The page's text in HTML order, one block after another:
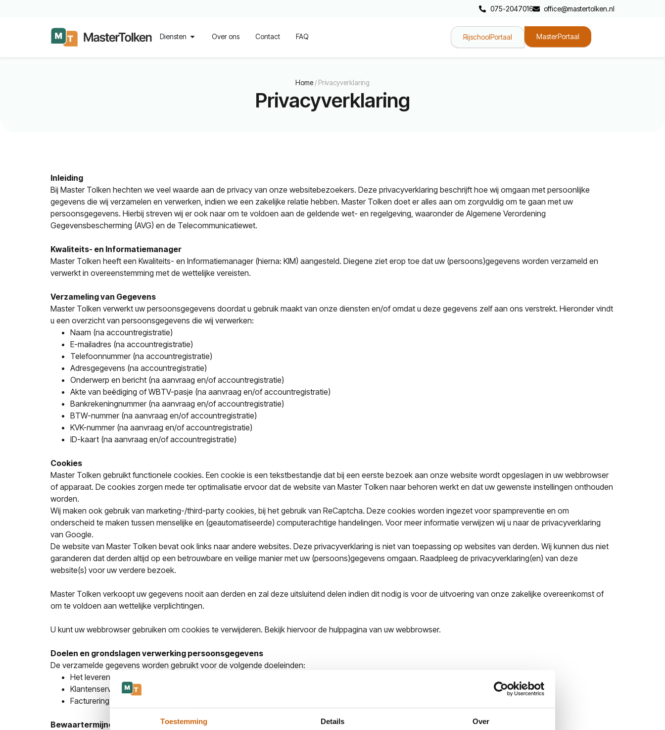
Toestemming Details Over
075-2047016 office@mastertolken.nl
Diensten Over ons Contact FAQ RijschoolPortaal MasterPortaal
Home / Privacyverklaring
Privacyverklaring
Inleiding
Bij Master Tolken hechten we veel waarde aan de privacy van onze websitebezoekers. Deze privacyverklaring beschrijft hoe wij omgaan met persoonlijke
gegevens die wij verzamelen en verwerken, indien we een zakelijke relatie hebben. Master Tolken doet er alles aan om zorgvuldig om te gaan met uw
persoonsgegevens. Hierbij streven wij er ook naar om te voldoen aan de geldende wet- en regelgeving, waaronder de Algemene Verordening
Gegevensbescherming (AVG) en de Telecommunicatiewet.
Kwaliteits- en Informatiemanager
Master Tolken heeft een Kwaliteits- en Informatiemanager (hierna: KIM) aangesteld. Diegene ziet erop toe dat uw (persoons)gegevens worden verzameld en
verwerkt in overeenstemming met de wettelijke vereisten.
Verzameling van Gegevens
Master Tolken verwerkt uw persoonsgegevens doordat u gebruik maakt van onze diensten en/of omdat u deze gegevens zelf aan ons verstrekt. Hieronder vindt
u een overzicht van persoonsgegevens die wij verwerken:
Naam (na accountregistratie)
E-mailadres (na accountregistratie)
Telefoonnummer (na accountregistratie)
Adresgegevens (na accountregistratie)
Onderwerp en bericht (na aanvraag en/of accountregistratie)
Akte van beëdiging of WBTV-pasje (na aanvraag en/of accountregistratie)
Bankrekeningnummer (na aanvraag en/of accountregistratie)
BTW-nummer (na aanvraag en/of accountregistratie)
KVK-nummer (na aanvraag en/of accountregistratie)
ID-kaart (na aanvraag en/of accountregistratie)
Cookies
Master Tolken gebruikt functionele cookies. Een cookie is een tekstbestandje dat bij een eerste bezoek aan onze website wordt opgeslagen in uw webbrowser
of apparaat. De cookies zorgen mede ter optimalisatie ervoor dat de website van Master Tolken naar behoren werkt en dat uw gewenste instellingen onthouden
worden.
Wij maken ook gebruik van marketing-/third-party cookies, bij het gebruik van ReCaptcha. Deze cookies worden ingezet voor spampreventie en om
onderscheid te maken tussen menselijke en (geautomatiseerde) computerachtige handelingen. Voor meer informatie verwijzen wij u naar de privacyverklaring
van Google.
De website van Master Tolken bevat ook links naar andere websites. Deze privacyverklaring is niet van toepassing op websites van derden. Wij kunnen dus niet
garanderen dat derden altijd op een betrouwbare en veilige manier met uw (persoons)gegevens omgaan. Raadpleeg de privacyverklaring(en) van deze
website(s) voor uw verdere bezoek.
Master Tolken verkoopt uw gegevens nooit aan derden en zal deze uitsluitend delen indien dit nodig is voor de uitvoering van onze zakelijke overeenkomst of
om te voldoen aan wettelijke verplichtingen.
U kunt uw webbrowser gebruiken om cookies te verwijderen. Bekijk hiervoor de hulppagina van uw webbrowser.
Doelen en grondslagen verwerking persoonsgegevens
De verzamelde gegevens worden gebruikt voor de volgende doeleinden:
Het leveren en verbeteren van onze diensten
Klantenservice
Facturering en administratie
Bewaartermijnen